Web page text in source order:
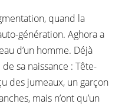
quand la
génération. Aghora a
d’un homme. Déjà
sa naissance : Tête-
des jumeaux, un garçon
mais n’ont qu’un